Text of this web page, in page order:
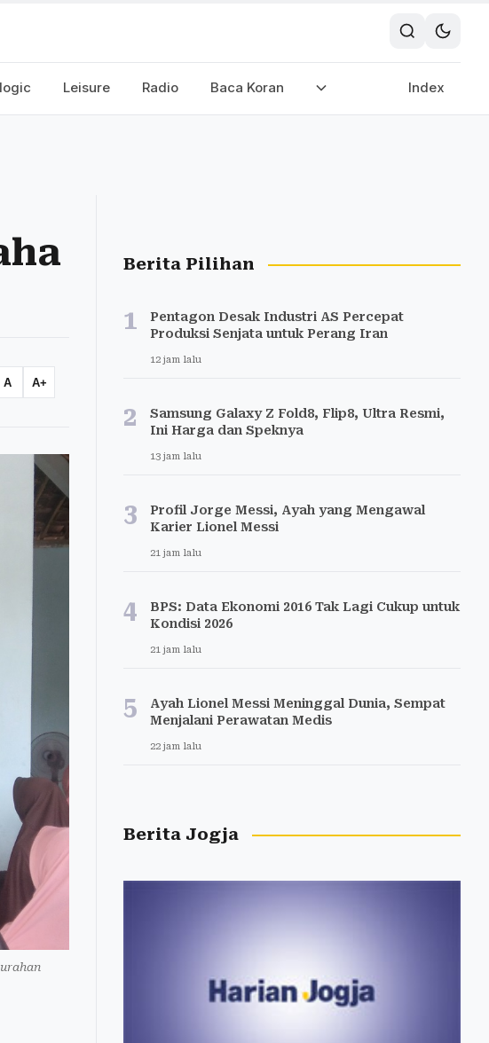
Leisure Radio Baca Koran Index
A A+
Berita Pilihan
1
Pentagon Desak Industri AS Percepat
Produksi Senjata untuk Perang Iran
12 jam lalu
2
Samsung Galaxy Z Fold8, Flip8, Ultra Resmi,
Ini Harga dan Speknya
13 jam lalu
3
Profil Jorge Messi, Ayah yang Mengawal
Karier Lionel Messi
21 jam lalu
4
BPS: Data Ekonomi 2016 Tak Lagi Cukup untuk
Kondisi 2026
21 jam lalu
5
Ayah Lionel Messi Meninggal Dunia, Sempat
Menjalani Perawatan Medis
22 jam lalu
Berita Jogja